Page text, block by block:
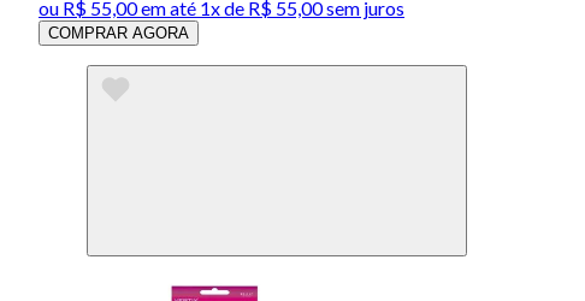
ou R$ 55,00em até 1x de R$ 55,00sem juros
COMPRAR AGORA